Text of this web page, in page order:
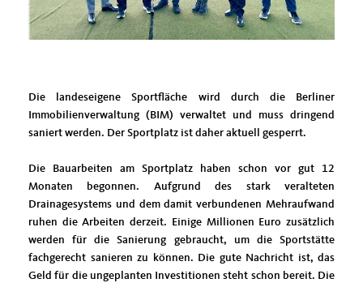
Die landeseigene Sportfläche wird durch die Berliner
Immobilienverwaltung (BIM) verwaltet und muss dringend
saniert werden. Der Sportplatz ist daher aktuell gesperrt.
Die Bauarbeiten am Sportplatz haben schon vor gut 12
Monaten begonnen. Aufgrund des stark veralteten
Drainagesystems und dem damit verbundenen Mehraufwand
ruhen die Arbeiten derzeit. Einige Millionen Euro zusätzlich
werden für die Sanierung gebraucht, um die Sportstätte
fachgerecht sanieren zu können. Die gute Nachricht ist, das
Geld für die ungeplanten Investitionen steht schon bereit. Die